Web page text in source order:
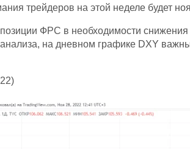
трейдеров на этой неделе будет
ФРС в необходимости
анализа, на дневном графике DXY